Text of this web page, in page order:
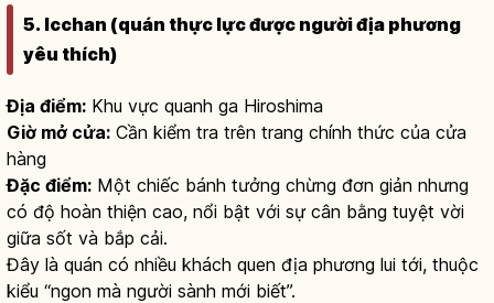
5. Icchan (quán thực lực được người địa phương
yêu thích)
Địa điểm: Khu vực quanh ga Hiroshima
Giờ mở cửa: Cần kiểm tra trên trang chính thức của cửa
hàng
Đặc điểm: Một chiếc bánh tưởng chừng đơn giản nhưng
có độ hoàn thiện cao, nổi bật với sự cân bằng tuyệt vời
giữa sốt và bắp cải.
Đây là quán có nhiều khách quen địa phương lui tới, thuộc
kiểu “ngon mà người sành mới biết”.